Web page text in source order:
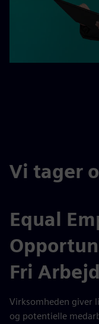
Vi tager
Equal
Fri
Virksomheden giver
og potentielle